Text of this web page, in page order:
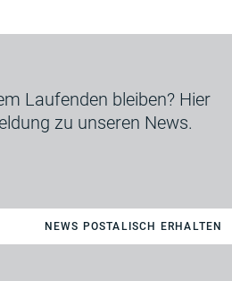
Laufenden bleiben? Hier
zu unseren News.
NEWS POSTALISCH ERHALTEN